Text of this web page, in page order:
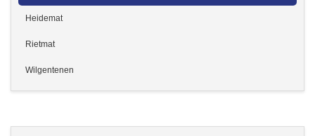
Heidemat
Rietmat
Wilgentenen